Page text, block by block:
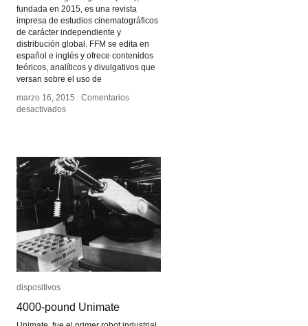
fundada en 2015, es una revista
impresa de estudios cinematográficos
de carácter independiente y
distribución global. FFM se edita en
español e inglés y ofrece contenidos
teóricos, analíticos y divulgativos que
versan sobre el uso de
marzo 16, 2015 / Comentarios
desactivadosen
marzo 16, 2015 / Comentarios
desactivadosen
dispositivos
4000-pound Unimate
dispositivos
4000-pound Unimate